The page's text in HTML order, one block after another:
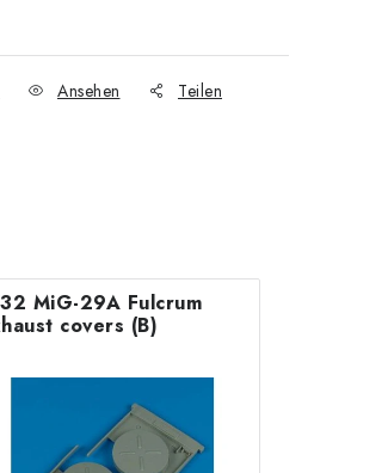
Ansehen Teilen
MiG-29A Fulcrum
covers (B)